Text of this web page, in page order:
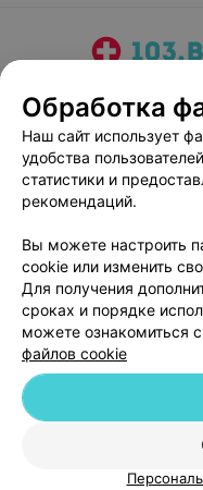
Медицинский
Пользовательское
Написать
© 2026 ООО «Артокс Лаб»,
г. Минск, улица
Обработка
Наш сайт использует
удобства
статистики и
рекомендаций.
Вы можете настроить
cookie или изменить
Для получения
сроках и порядке
можете ознакомиться
файлов cookie